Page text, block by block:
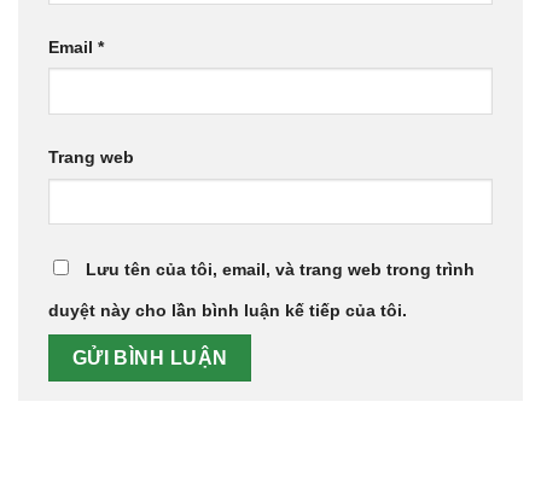
Email *
Trang web
Lưu tên của tôi, email, và trang web trong trình
duyệt này cho lần bình luận kế tiếp của tôi.